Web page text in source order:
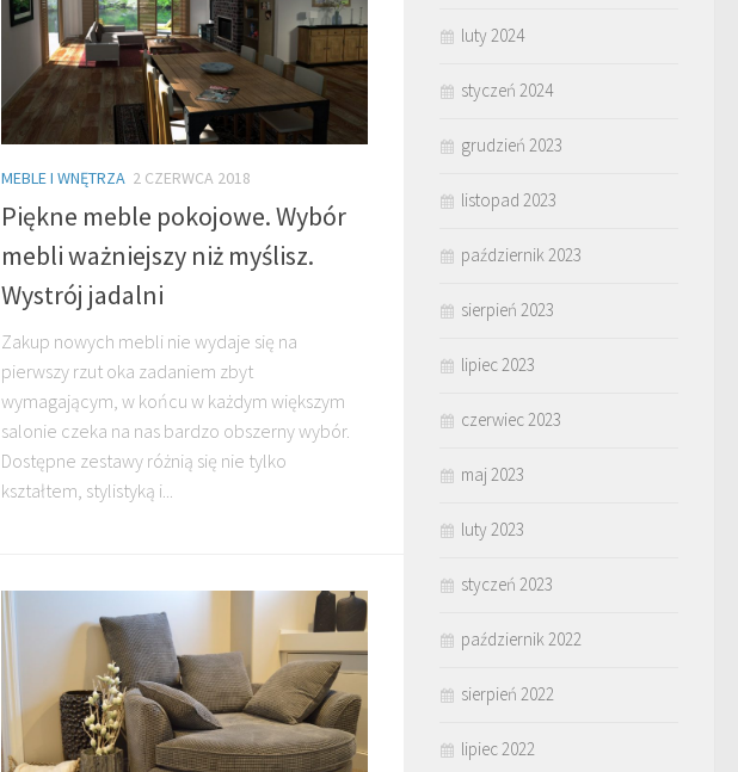
MEBLE I WNĘTRZA 2 CZERWCA 2018
Piękne meble pokojowe. Wybór
mebli ważniejszy niż myślisz.
Wystrój jadalni
Zakup nowych mebli nie wydaje się na
pierwszy rzut oka zadaniem zbyt
wymagającym, w końcu w każdym większym
salonie czeka na nas bardzo obszerny wybór.
Dostępne zestawy różnią się nie tylko
kształtem, stylistyką i...
luty 2024
styczeń 2024
grudzień 2023
listopad 2023
październik 2023
sierpień 2023
lipiec 2023
czerwiec 2023
maj 2023
luty 2023
styczeń 2023
październik 2022
sierpień 2022
lipiec 2022